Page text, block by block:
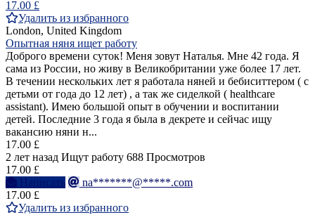
17.00 £
Удалить из избранного
London, United Kingdom
Опытная няня ищет работу
Доброго времени суток! Меня зовут Наталья. Мне 42 года. Я
сама из России, но живу в Великобритании уже более 17 лет.
В течении нескольких лет я работала няней и бебиситтером ( с
детьми от года до 12 лет) , а так же сиделкой ( healthcare
assistant). Имею большой опыт в обучении и воспитании
детей. Последние 3 года я была в декрете и сейчас ищу
вакансию няни н...
17.00 £
2 лет назад Ищут работу 688 Просмотров
17.00 £
Написать
na*******@*****.com
17.00 £
Удалить из избранного